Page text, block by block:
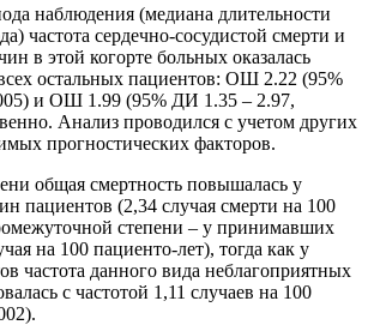
наблюдения (медиана длительности
частота сердечно-сосудистой смерти и
в этой когорте больных оказалась
остальных пациентов: ОШ 2.22 (95%
и ОШ 1.99 (95% ДИ 1.35 – 2.97,
Анализ проводился с учетом других
прогностических факторов.
общая смертность повышалась у
пациентов (2,34 случая смерти на 100
степени – у принимавших
на 100 пациенто-лет), тогда как у
частота данного вида неблагоприятных
с частотой 1,11 случаев на 100